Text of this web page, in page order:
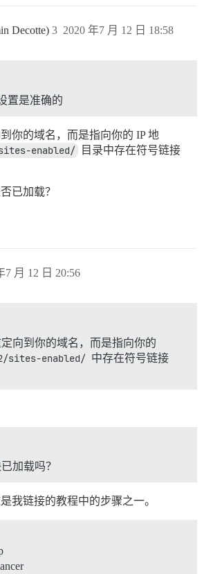
实例将响应的域名
无法仅使用 IP 地址运行。
与上述指定的相同主机名（-h 选项）启动
'myemail'
账户和发送通知的 SMTP 邮件服务器
的字符 '#' 可能导致问题！
smtp.mailgun.org
587
Encrypt 模板，请取消注释以下行以
例的 http 或 https CDN 地址（配置为
meta.discourse.org/t/14857 了解详情
https://discourse-
态的；所有数据都存储在 /shared 中
shared/standalone
shared/standalone/log/
log
plugins
https://github.com/discourse/
Decotte) 2020 年7 月 12 日 18:58
3
置是准确的
你的域名，而是指向你的 IP 地
enabled/
目录中存在符号链接
已加载？
7 月 12 日 20:56
向到你的域名，而是指向你的
sites-enabled/ 中存在符号链接
加载吗？
我链接的教程中的步骤之一。